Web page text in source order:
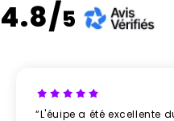
4.8/5
“L'éuipe a été excellente